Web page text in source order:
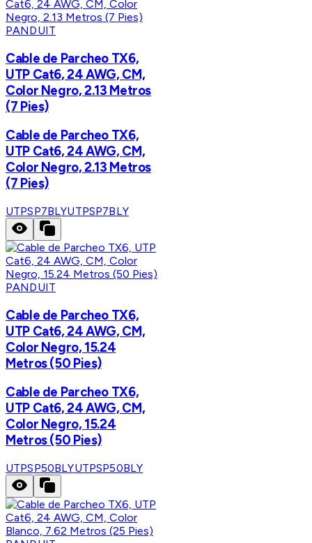
PANDUIT
Cable de Parcheo TX6,
UTP Cat6, 24 AWG, CM,
Color Negro, 2.13 Metros
(7 Pies)
Cable de Parcheo TX6,
UTP Cat6, 24 AWG, CM,
Color Negro, 2.13 Metros
(7 Pies)
UTPSP7BLYUTPSP7BLY
PANDUIT
Cable de Parcheo TX6,
UTP Cat6, 24 AWG, CM,
Color Negro, 15.24
Metros (50 Pies)
Cable de Parcheo TX6,
UTP Cat6, 24 AWG, CM,
Color Negro, 15.24
Metros (50 Pies)
UTPSP50BLYUTPSP50BLY